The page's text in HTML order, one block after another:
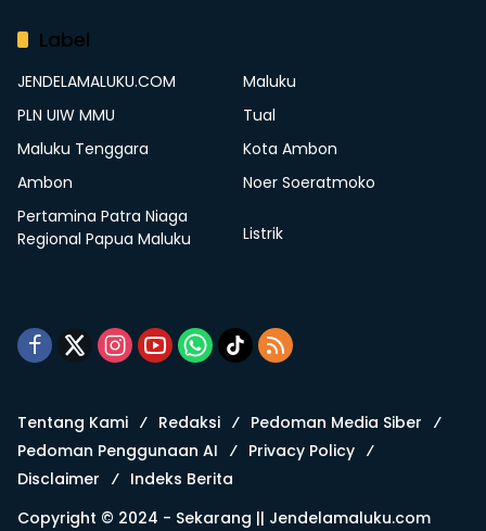
Label
JENDELAMALUKU.COM
Maluku
PLN UIW MMU
Tual
Maluku Tenggara
Kota Ambon
Ambon
Noer Soeratmoko
Pertamina Patra Niaga
Regional Papua Maluku
Listrik
Tentang Kami Redaksi
Pedoman Media Siber
Pedoman Penggunaan AI
Privacy Policy
Disclaimer
Indeks Berita
Copyright © 2024 - Sekarang || Jendelamaluku.com